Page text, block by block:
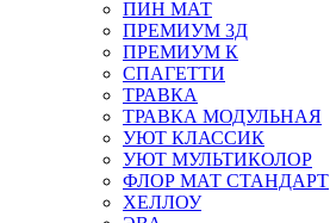
ПИН МАТ
ПРЕМИУМ 3Д
ПРЕМИУМ К
СПАГЕТТИ
ТРАВКА
ТРАВКА МОДУЛЬНАЯ
УЮТ КЛАССИК
УЮТ МУЛЬТИКОЛОР
ФЛОР МАТ СТАНДАРТ
ХЕЛЛОУ